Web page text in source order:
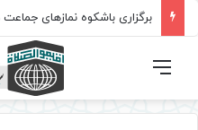
برگزاری باشکوه نمازهای
فهرست